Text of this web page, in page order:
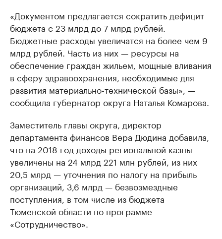
«Документом предлагается сократить дефицит
бюджета с 23 млрд до 7 млрд рублей.
Бюджетные расходы увеличатся на более чем 9
млрд рублей. Часть из них — ресурсы на
обеспечение граждан жильем, мощные вливания
в сферу здравоохранения, необходимые для
развития материально-технической базы», —
сообщила губернатор округа Наталья Комарова.
Заместитель главы округа, директор
департамента финансов Вера Дюдина добавила,
что на 2018 год доходы региональной казны
увеличены на 24 млрд 221 млн рублей, из них
20,5 млрд — уточнения по налогу на прибыль
организаций, 3,6 млрд — безвозмездные
поступления, в том числе из бюджета
Тюменской области по программе
«Сотрудничество».